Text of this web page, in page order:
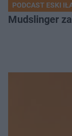
PODCAST ESKI
Mudslinger